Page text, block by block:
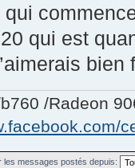
qui
qui est
/Radeon
les messages postés depuis: